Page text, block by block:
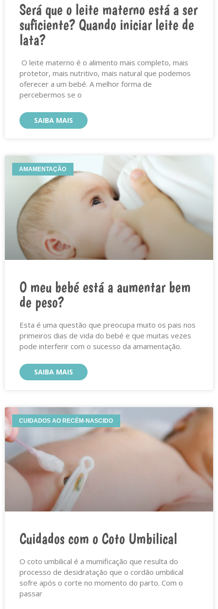
Será que o leite materno está a ser
suficiente? Quando iniciar leite de
lata?
O leite materno é o alimento mais completo, mais
protetor, mais nutritivo, mais natural que podemos
oferecer a um bebé. A melhor forma de
percebermos se o
SAIBA MAIS
AMAMENTAÇÃO
O meu bebé está a aumentar bem
de peso?
Esta é uma questão que preocupa muito os pais nos
primeiros dias de vida do bebé e que muitas vezes
pode interferir com o sucesso da amamentação.⠀
SAIBA MAIS
CUIDADOS AO RECÉM-NASCIDO
Cuidados com o Coto Umbilical
O coto umbilical é a mumificação que resulta do
processo de desidratação que o cordão umbilical
sofre após o corte no momento do parto. Com o
passar